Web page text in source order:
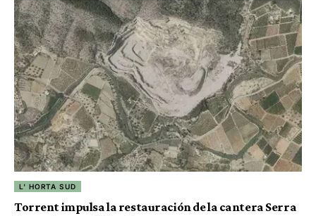
L' HORTA SUD
Torrent impulsa la restauración de la cantera Serra